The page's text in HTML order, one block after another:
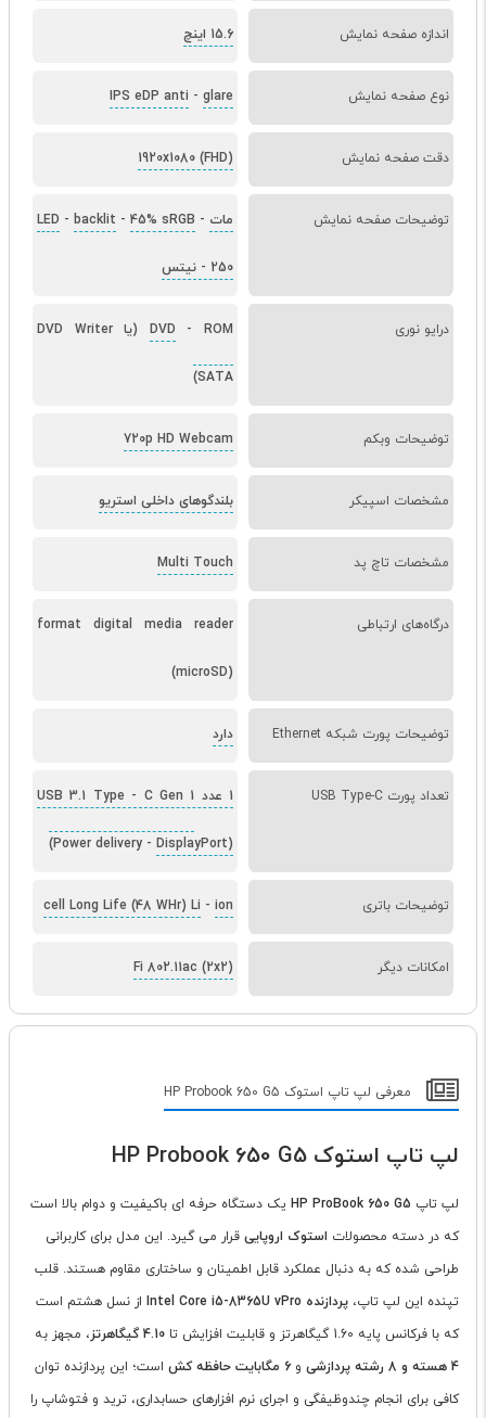
اندازه صفحه نمایش 15.6 اینچ
نوع صفحه نمایش IPS eDP anti - glare
دقت صفحه نمایش 1920x1080 (FHD)
توضیحات صفحه نمایش مات -
LED - backlit - 45% sRGB
- 250 نیتس
درایو نوری DVD - ROM (یا DVD Writer
SATA)
توضیحات وبکم 720p HD Webcam
مشخصات اسپیکر بلندگوهای داخلی استریو
مشخصات تاچ پد Multi Touch
درگاه‌های ارتباطی format digital media reader
(microSD)
توضیحات پورت شبکه Ethernet دارد
تعداد پورت USB Type-C 1 عدد USB 3.1 Type - C Gen 1
(Power delivery - DisplayPort)
توضیحات باتری cell Long Life (48 WHr) Li - ion
امکانات دیگر Fi 802.11ac (2x2)
معرفی لپ تاپ استوک HP Probook 650 G5
لپ تاپ استوک HP Probook 650 G5
لپ تاپ HP ProBook 650 G5 یک دستگاه حرفه ای باکیفیت و دوام بالا است
که در دسته محصولات استوک اروپایی قرار می گیرد. این مدل برای کاربرانی
طراحی شده که به دنبال عملکرد قابل اطمینان و ساختاری مقاوم هستند. قلب
تپنده این لپ تاپ، پردازنده Intel Core i5-8365U vPro
از نسل هشتم است
که با فرکانس پایه 1.60 گیگاهرتز و قابلیت افزایش تا
4.10 گیگاهرتز
، مجهز به
4 هسته و 8 رشته پردازشی
و6 مگابایت حافظه کش
است؛ این پردازنده توان
کافی برای انجام چندوظیفگی و اجرای نرم افزارهای حسابداری، ترید و فتوشاپ را